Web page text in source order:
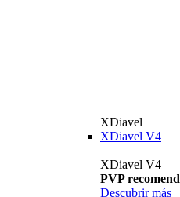
XDiavel
XDiavel V4
XDiavel V4
PVP
Descubrir más